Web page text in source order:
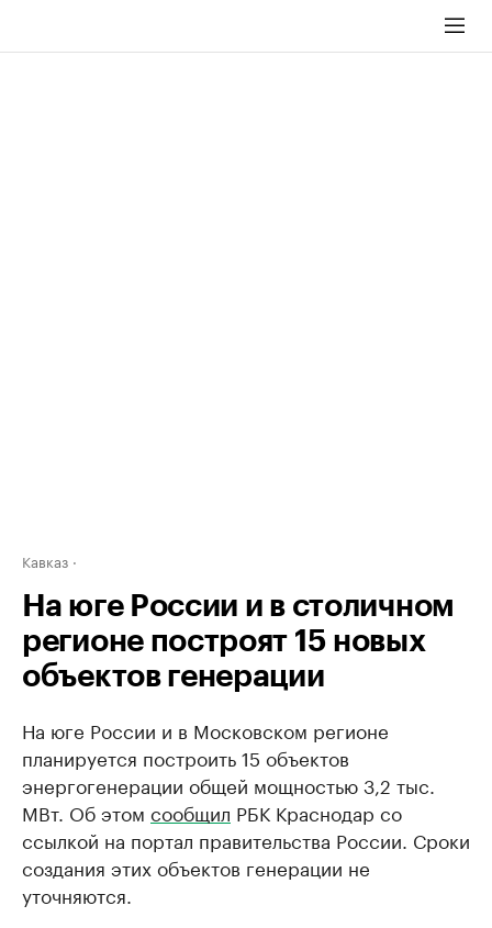
Кавказ
На юге России и в столичном
регионе построят 15 новых
объектов генерации
На юге России и в Московском регионе
планируется построить 15 объектов
энергогенерации общей мощностью 3,2 тыс.
МВт. Об этом сообщил РБК Краснодар со
ссылкой на портал правительства России. Сроки
создания этих объектов генерации не
уточняются.